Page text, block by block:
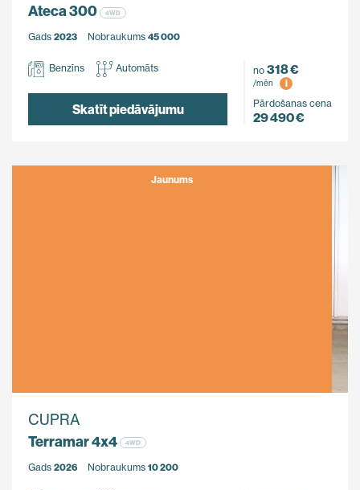
Ateca 300
4WD
Gads 2023 Nobraukums 45 000
Benzīns Automāts
Skatīt piedāvājumu
no 318 €
/mēn
i
Pārdošanas cena
29 490 €
Jaunums
CUPRA
Terramar 4x4
4WD
Gads 2026 Nobraukums 10 200